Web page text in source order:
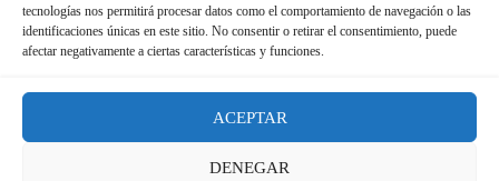
tecnologías nos permitirá procesar datos como el comportamiento de navegación o las
identificaciones únicas en este sitio. No consentir o retirar el consentimiento, puede
afectar negativamente a ciertas características y funciones.
ACEPTAR
DENEGAR